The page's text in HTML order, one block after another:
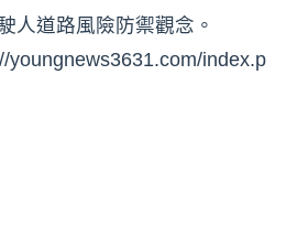
人道路風險防禦觀念。
youngnews3631.com/index.p